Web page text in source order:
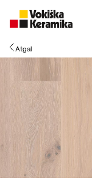
Atgal
Meniu
Plytelės
Vonios kambario
Boen
Specialūs